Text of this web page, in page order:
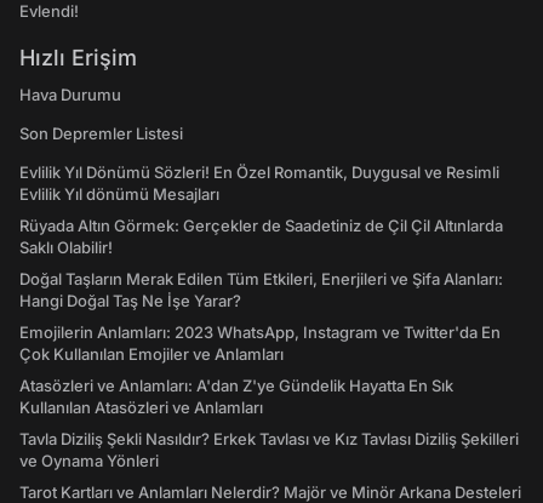
Evlendi!
Hızlı Erişim
Hava Durumu
Son Depremler Listesi
Evlilik Yıl Dönümü Sözleri! En Özel Romantik, Duygusal ve Resimli
Evlilik Yıl dönümü Mesajları
Rüyada Altın Görmek: Gerçekler de Saadetiniz de Çil Çil Altınlarda
Saklı Olabilir!
Doğal Taşların Merak Edilen Tüm Etkileri, Enerjileri ve Şifa Alanları:
Hangi Doğal Taş Ne İşe Yarar?
Emojilerin Anlamları: 2023 WhatsApp, Instagram ve Twitter'da En
Çok Kullanılan Emojiler ve Anlamları
Atasözleri ve Anlamları: A'dan Z'ye Gündelik Hayatta En Sık
Kullanılan Atasözleri ve Anlamları
Tavla Diziliş Şekli Nasıldır? Erkek Tavlası ve Kız Tavlası Diziliş Şekilleri
ve Oynama Yönleri
Tarot Kartları ve Anlamları Nelerdir? Majör ve Minör Arkana Desteleri